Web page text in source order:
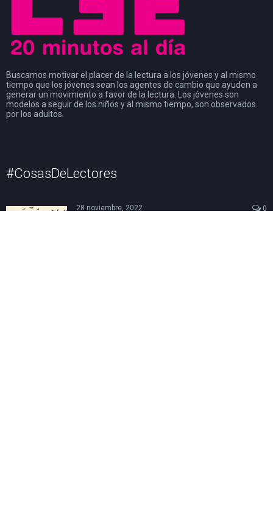
Buscamos motivar el placer de la lectura a los jóvenes y al mismo
tiempo que los jóvenes sean los agentes de cambio que ayuden a
generar un movimiento a favor de la lectura. Los jóvenes son
modelos a seguir de los niños y al mismo tiempo, son observados
por los adultos.
#CosasDeLectores
28 noviembre, 2022 0